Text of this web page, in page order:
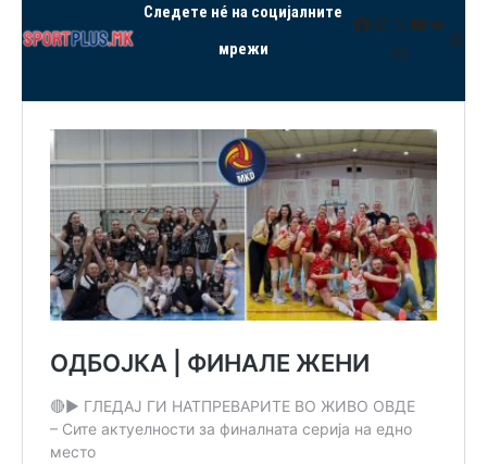
Следете нé на социјалните
мрежи
Facebook
Instagram
X YouTube
VK
Mail